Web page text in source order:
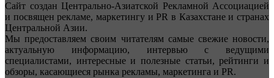
Сайт создан Центрально-Азиатской Рекламной Ассоциацией
и посвящен рекламе, маркетингу и PR в Казахстане и странах
Центральной Азии.
Мы предоставляем своим читателям самые свежие новости,
актуальную информацию, интервью с ведущими
специалистами, интересные и полезные статьи, рейтинги и
обзоры, касающиеся рынка рекламы, маркетинга и PR.